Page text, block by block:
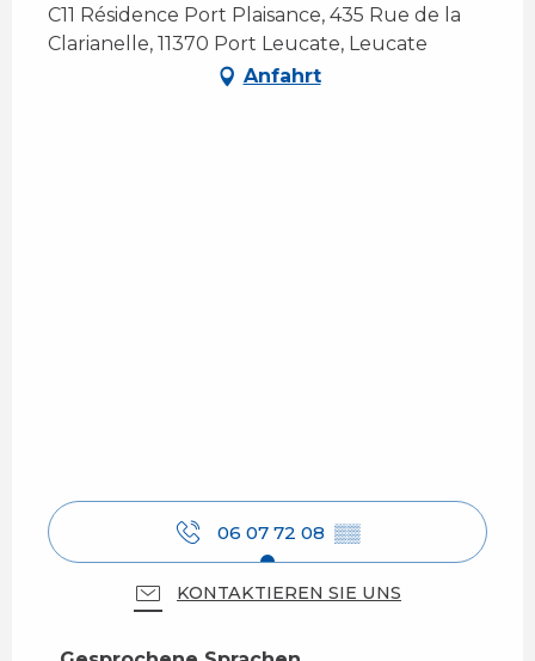
C11 Résidence Port Plaisance, 435 Rue de la
Clarianelle, 11370 Port Leucate, Leucate
Anfahrt
06 07 72 08 ▒▒
KONTAKTIEREN SIE UNS